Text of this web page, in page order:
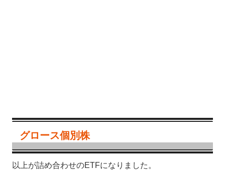
グロース個別株
以上が詰め合わせのETFになりました。